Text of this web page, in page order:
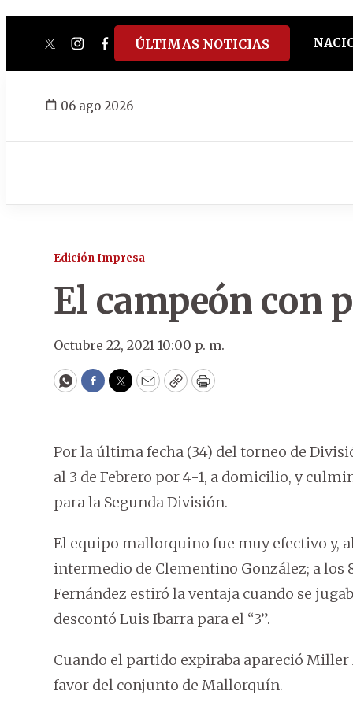
twitterinstagram
facebook
tiktokyoutube
spotify
ÚLTIMAS NOTICIAS
06 ago 2026
Edición Impresa
El campeón con
Octubre 22, 2021 10:00 p. m.
WhatsApp
Facebook
Twitter
EmailCopyPrint
Por la última fecha (34) del torneo de
al 3 de Febrero por 4-1, a domicilio, y
para la Segunda División.
El equipo mallorquino fue muy efectivo y,
intermedio de Clementino González; a
Fernández estiró la ventaja cuando se
descontó Luis Ibarra para el “3”.
Cuando el partido expiraba apareció
favor del conjunto de Mallorquín.